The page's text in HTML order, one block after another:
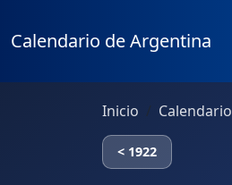
Calendario de Argentina
Inicio
< 1922